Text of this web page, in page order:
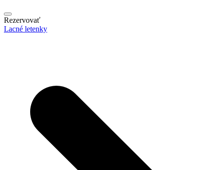
Rezervovať
Lacné letenky